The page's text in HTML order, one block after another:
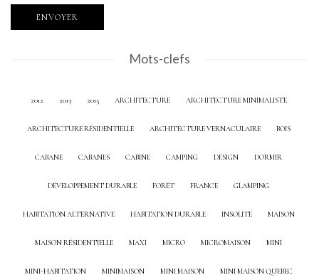
Mots-clefs
2012 2013 2015 ARCHITECTURE ARCHITECTURE MINIMALISTE
ARCHITECTURE RÉSIDENTIELLE ARCHITECTURE VERNACULAIRE BOIS
CABANE CABANES CABINE CAMPING DESIGN DORMIR
DÉVELOPPEMENT DURABLE FORÊT FRANCE GLAMPING
HABITATION ALTERNATIVE HABITATION DURABLE INSOLITE MAISON
MAISON RÉSIDENTIELLE MAXI MICRO MICROMAISON MINI
MINI-HABITATION MINIMAISON MINI MAISON MINI MAISON QUEBEC